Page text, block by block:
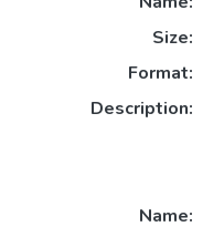
Size:
Format:
Description:
Name: